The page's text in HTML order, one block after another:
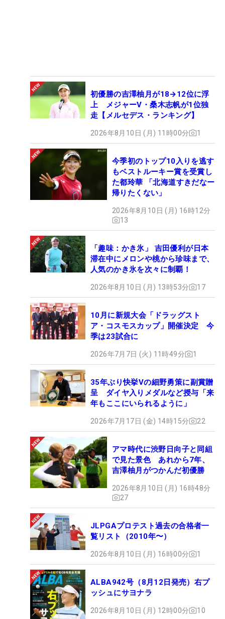
初優勝の吉澤柚月が18→12位に浮
上 メジャーV・桑木志帆が1位独
走【メルセデス・ランキング】
2026年8月10日 (月) 11時00分 1
今季初のトップ10入りを逃す
もベストルーキー賞を受賞し
た都玲華 「北海道すきだなー
帰りたくない」
2026年8月10日 (月) 16時12分
13
「趣味：かき氷」 吉田優利が日本
滞在中にメロンや桃から珍味まで、
人気のかき氷を次々に制覇！
2026年8月10日 (月) 13時53分 17
10月に新規大会「ドラッグスト
ア・コスモスカップ」開催決定 今
季は23試合に
2026年7月7日 (火) 11時49分 1
35年ぶり快挙Vの細野勇策に副賞贈
呈 ダイヤ入りメダルなど授与「来
年もここにいられるように」
2026年7月17日 (金) 14時15分 22
アマ時代に渋野日向子と同組
で見た景色 あれから7年、
吉澤柚月がつかんだ初優勝
2026年8月10日 (月) 16時48分
27
JLPGAプロテスト過去の合格者一
覧リスト（2010年〜）
2026年8月10日 (月) 16時00分 1
ALBA942号（8月12日発売）右プ
ッシュにサヨナラ
2026年8月10日 (月) 12時00分 10